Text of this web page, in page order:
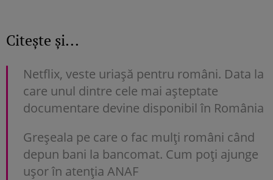
Citește și...
Netflix, veste uriașă pentru români. Data la
care unul dintre cele mai așteptate
documentare devine disponibil în România
Greșeala pe care o fac mulți români când
depun bani la bancomat. Cum poți ajunge
uşor în atenția ANAF